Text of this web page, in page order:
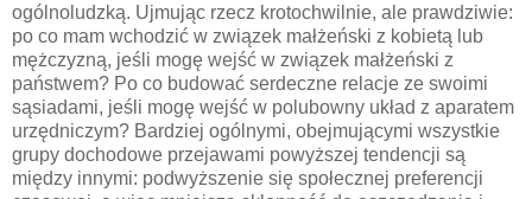
ogólnoludzką. Ujmując rzecz krotochwilnie, ale prawdziwie:
po co mam wchodzić w związek małżeński z kobietą lub
mężczyzną, jeśli mogę wejść w związek małżeński z
państwem? Po co budować serdeczne relacje ze swoimi
sąsiadami, jeśli mogę wejść w polubowny układ z aparatem
urzędniczym? Bardziej ogólnymi, obejmującymi wszystkie
grupy dochodowe przejawami powyższej tendencji są
między innymi: podwyższenie się społecznej preferencji